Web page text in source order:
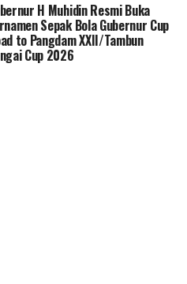
H Muhidin Resmi Buka
Sepak Bola Gubernur Cup
to Pangdam XXII/Tambun
Cup 2026